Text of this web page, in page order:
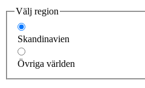
Välj region
Skandinavien
Övriga världen